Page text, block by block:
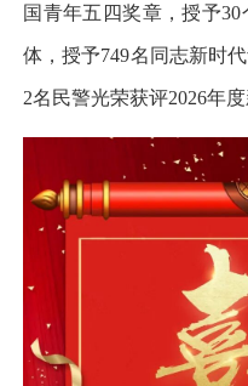
国青年五四奖章，授予
体，授予749名同志新时
2名民警光荣获评2026年